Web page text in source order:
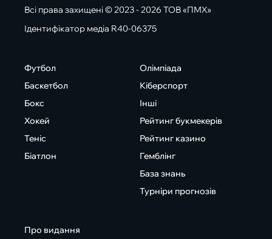
Всі права захищені © 2023 - 2026 ТОВ «ПМХ»
Ідентифікатор медіа R40-06375
Футбол
Баскетбол
Бокс
Хокей
Теніс
Біатлон
Олімпіада
Кіберспорт
Інші
Рейтинг букмекерів
Рейтинг казино
Гемблінг
База знань
Турніри прогнозів
Про видання